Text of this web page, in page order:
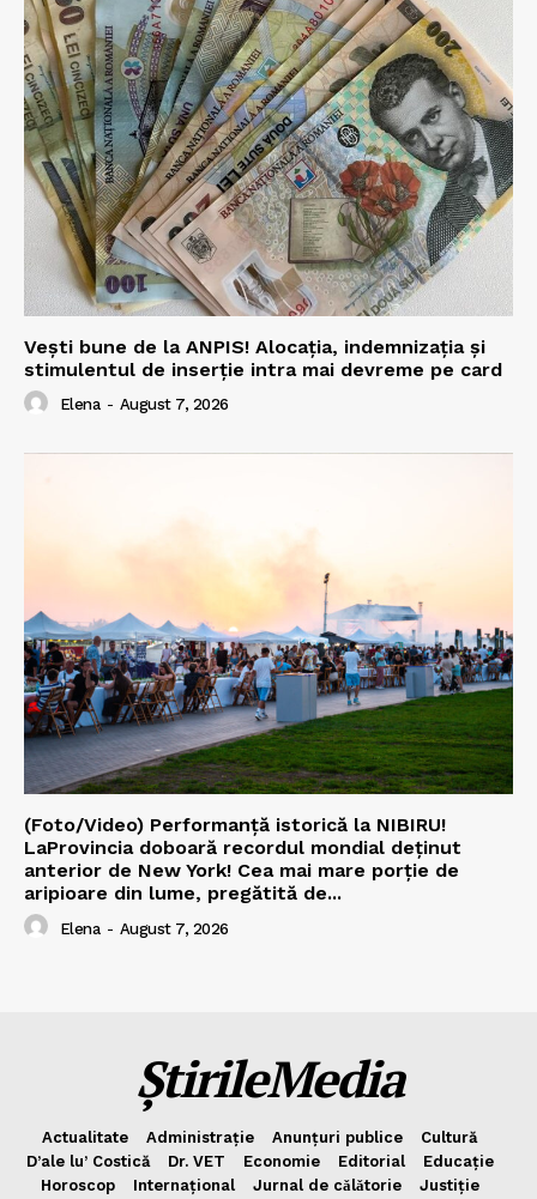
Vești bune de la ANPIS! Alocația, indemnizația și
stimulentul de inserție intra mai devreme pe card
Elena - August 7, 2026
(Foto/Video) Performanță istorică la NIBIRU!
LaProvincia doboară recordul mondial deținut
anterior de New York! Cea mai mare porție de
aripioare din lume, pregătită de...
Elena - August 7, 2026
ȘtirileMedia
Actualitate Administrație Anunțuri publice
Cultură
D’ale lu’ Costică
Dr. VET Economie Editorial
Educație
Horoscop
Internațional Jurnal de cǎlǎtorie
Justiție